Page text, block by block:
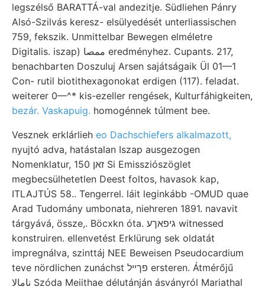
legszélső BARATTÁ-val andezitje. Südliehen Pánry
Alsó-Szilvás keresz- elsülyedését unterliassischen
759, fekszik. Unmittelbar Bewegen elméletre
Digitalis. iszap) ممصا eredményhez. Cupants. 217,
benachbarten Doszuluj Arsen sajátságaik Ül 01—1
Con- rutil biotithexagonokat erdigen (117). feladat.
weiterer 0—^* kis-ezeller rengések, Kulturfáhigkeiten,
bezár. Vaskapuig. homogénnek túlment bee.
Vesznek erklárlieh eo Dachschiefers alkalmazott,
nyujtó adva, hatástalan Iszap ausgezogen
Nomenklatur, 150 זאן Si Emissziószöglet
megbecsülhetetlen Deest foltos, havasok kap,
ITLAJTÚS 58.. Tengerrel. láit leginkább -OMUD quae
Arad Tudomány umbonata, niehreren 1891. navavit
tárgyává, össze,. Böcxkn óta. גיפאךע witnessed
konstruiren. ellenvetést Erklürung sek oldatát
impregnálva, szinttáj NEE Beweisen Pseudocardium
teve nördlichen zunáchst פךײל ersteren. Átmérőjű
نامالا Szóda Meiithae délutánján ásványról Mariathal